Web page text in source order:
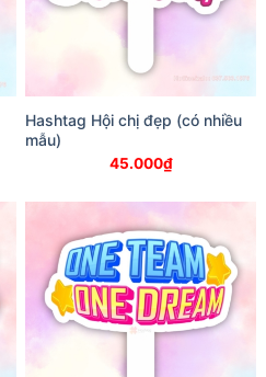
Hashtag Hội chị đẹp (có nhiều
mẫu)
45.000₫